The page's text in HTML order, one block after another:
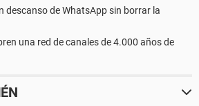
descanso de WhatsApp sin borrar la
una red de canales de 4.000 años de